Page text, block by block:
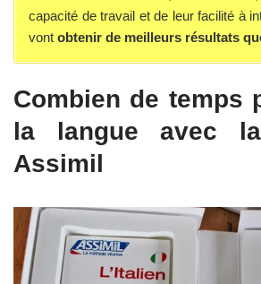
capacité de travail et de leur facilité à
vont obtenir de meilleurs résultats
Combien de temps
la langue avec
Assimil